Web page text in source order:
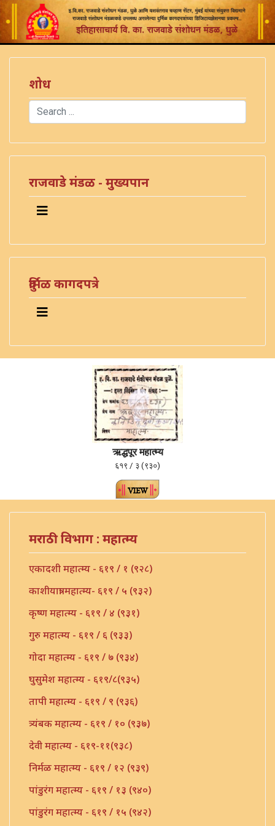
शोध
Search
राजवाडे मंडळ - मुख्यपान
दुर्मिळ कागदपत्रे
ऋद्धपूर महात्म्य
६१९ / ३ (९३०)
मराठी विभाग : महात्म्य
एकादशी महात्म्य - ६१९ / १ (९२८)
काशीयात्रा महात्म्य- ६१९ / ५ (९३२)
कृष्ण महात्म्य - ६१९ / ४ (९३१)
गुरु महात्म्य - ६१९ / ६ (९३३)
गोदा महात्म्य - ६१९ / ७ (९३४)
घुसुमेश महात्म्य - ६१९/८(९३५)
तापी महात्म्य - ६१९ / ९ (९३६)
त्र्यंबक महात्म्य - ६१९ / १० (९३७)
देवी महात्म्य - ६१९-११(९३८)
निर्मळ महात्म्य - ६१९ / १२ (९३९)
पांडुरंग महात्म्य - ६१९ / १३ (९४०)
पांडुरंग महात्म्य - ६१९ / १५ (९४२)